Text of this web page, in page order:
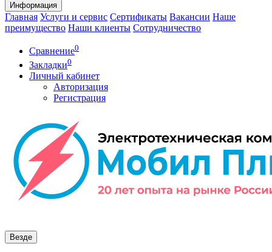
Информация
Главная Услуги и сервис Сертификаты Вакансии Наше
преимущество Наши клиенты Сотрудничество
Сравнение0
Закладки0
Личный кабинет
Авторизация
Регистрация
Везде